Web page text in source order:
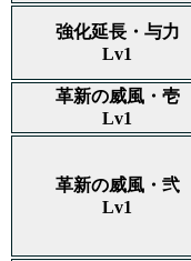
強化延長・与力
Lv1
革新の威風・壱
Lv1
革新の威風・弐
Lv1